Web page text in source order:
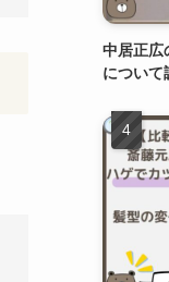
中居正広
について